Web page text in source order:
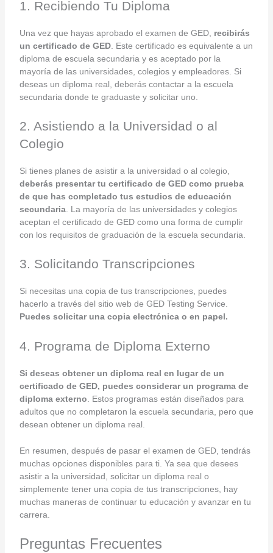
1. Recibiendo Tu Diploma
Una vez que hayas aprobado el examen de GED, recibirás
un certificado de GED. Este certificado es equivalente a un
diploma de escuela secundaria y es aceptado por la
mayoría de las universidades, colegios y empleadores. Si
deseas un diploma real, deberás contactar a la escuela
secundaria donde te graduaste y solicitar uno.
2. Asistiendo a la Universidad o al
Colegio
Si tienes planes de asistir a la universidad o al colegio,
deberás presentar tu certificado de GED como prueba
de que has completado tus estudios de educación
secundaria. La mayoría de las universidades y colegios
aceptan el certificado de GED como una forma de cumplir
con los requisitos de graduación de la escuela secundaria.
3. Solicitando Transcripciones
Si necesitas una copia de tus transcripciones, puedes
hacerlo a través del sitio web de GED Testing Service.
Puedes solicitar una copia electrónica o en papel.
4. Programa de Diploma Externo
Si deseas obtener un diploma real en lugar de un
certificado de GED, puedes considerar un programa de
diploma externo . Estos programas están diseñados para
adultos que no completaron la escuela secundaria, pero que
desean obtener un diploma real.
En resumen, después de pasar el examen de GED, tendrás
muchas opciones disponibles para ti. Ya sea que desees
asistir a la universidad, solicitar un diploma real o
simplemente tener una copia de tus transcripciones, hay
muchas maneras de continuar tu educación y avanzar en tu
carrera.
Preguntas Frecuentes